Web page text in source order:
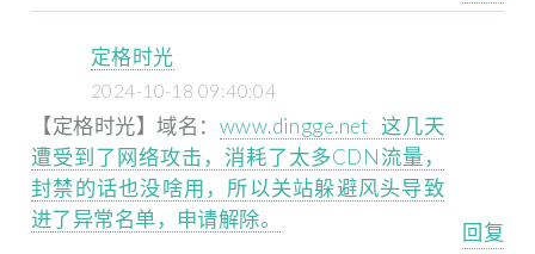
定格时光
2024-10-18 09:40:04
【定格时光】域名： www.dingge.net 这几天
遭受到了网络攻击，消耗了太多CDN流量，
封禁的话也没啥用，所以关站躲避风头导致
进了异常名单，申请解除。
回复